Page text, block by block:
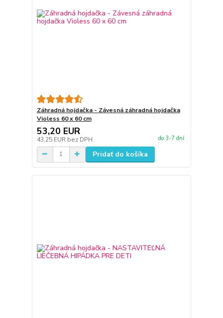
Záhradná hojdačka - Závesná záhradná hojdačka
Violess 60 x 60 cm
53,20 EUR
43,25 EUR bez DPH do 3-7 dní
Pridať do košíka